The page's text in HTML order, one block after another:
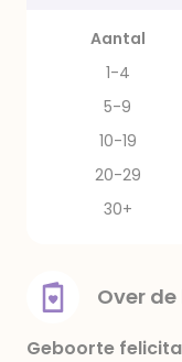
Aantal
1-4
5-9
10-19
20-29
30+
Over
Geboorte